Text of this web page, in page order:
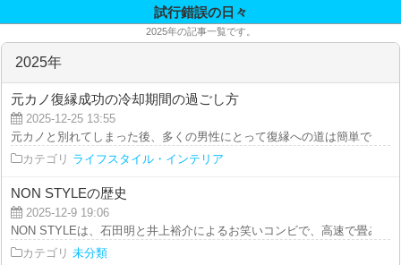
試行錯誤の日々
2025年の記事一覧です。
2025年
元カノ復縁成功の冷却期間の過ごし方
2025-12-25 13:55
元カノと別れてしまった後、多くの男性にとって復縁への道は簡単ではあ
カテゴリ ライフスタイル・インテリア
NON STYLEの歴史
2025-12-9 19:06
NON STYLEは、石田明と井上裕介によるお笑いコンビで、高速で畳みか
カテゴリ 未分類